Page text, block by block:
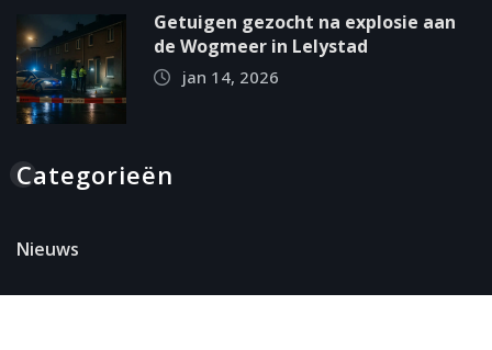
Getuigen gezocht na explosie aan
de Wogmeer in Lelystad
jan 14, 2026
Categorieën
Nieuws